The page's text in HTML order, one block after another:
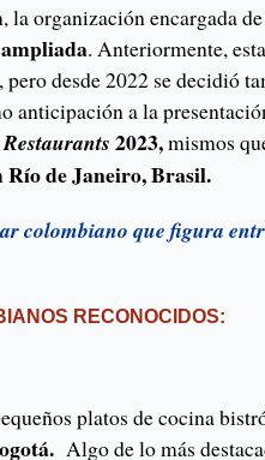
la organización encargada
. Anteriormente,
desde 2022 se decidió
anticipación a la
Restaurants2023,mismos
Río de Janeiro, Brasil.
colombiano que figura
RECONOCIDOS:
platos de cocina
Algo de lo más